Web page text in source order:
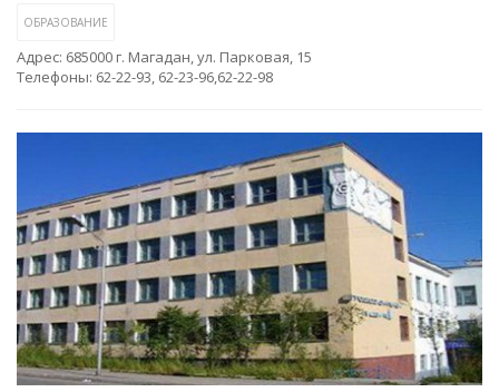
ОБРАЗОВАНИЕ
Адрес: 685000 г. Магадан, ул. Парковая, 15
Телефоны: 62-22-93, 62-23-96,62-22-98